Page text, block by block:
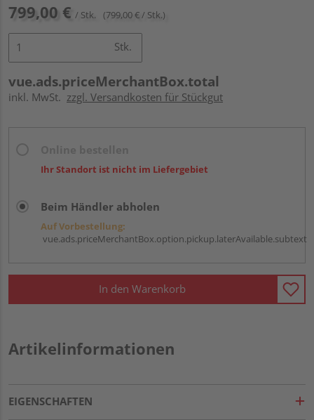
799,00 € / Stk. (799,00 € / Stk.)
Stk.
vue.ads.priceMerchantBox.total
inkl. MwSt. zzgl. Versandkosten für Stückgut
Ihr Standort ist nicht im Liefergebiet
Beim Händler abholen
Auf Vorbestellung:
vue.ads.priceMerchantBox.option.pickup.laterAvailable.subtext
In den Warenkorb
Artikelinformationen
EIGENSCHAFTEN